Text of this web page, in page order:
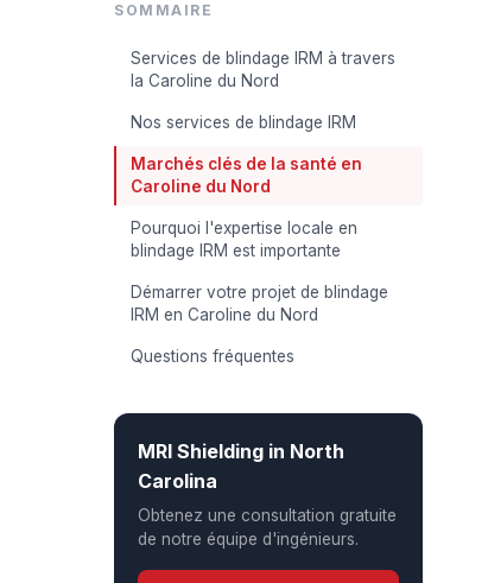
SOMMAIRE
Services de blindage IRM à travers
la Caroline du Nord
Nos services de blindage IRM
Marchés clés de la santé en
Caroline du Nord
Pourquoi l'expertise locale en
blindage IRM est importante
Démarrer votre projet de blindage
IRM en Caroline du Nord
Questions fréquentes
MRI Shielding in North
Carolina
Obtenez une consultation gratuite
de notre équipe d'ingénieurs.